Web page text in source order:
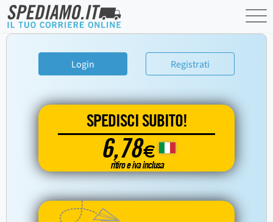
Login Registrati
SPEDISCI SUBITO!
6,78€
ritiro e iva inclusa